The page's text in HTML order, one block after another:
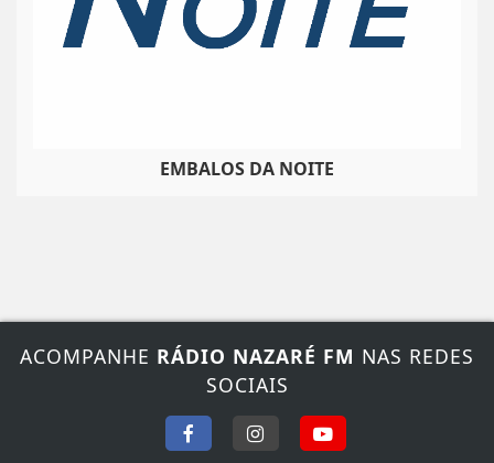
EMBALOS DA NOITE
ACOMPANHE RÁDIO NAZARÉ FM NAS REDES
SOCIAIS